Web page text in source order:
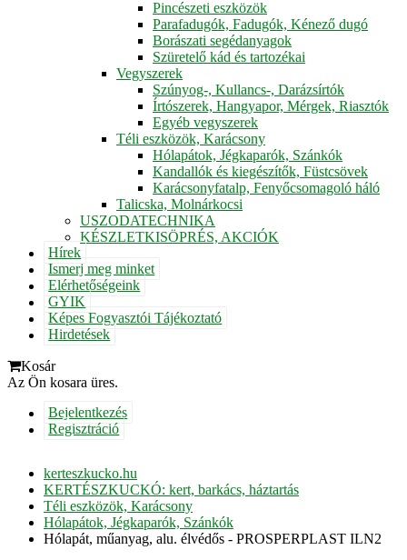
Pincészeti eszközök
Parafadugók, Fadugók, Kénező dugó
Borászati segédanyagok
Szüretelő kád és tartozékai
Vegyszerek
Szúnyog-, Kullancs-, Darázsírtók
Írtószerek, Hangyapor, Mérgek, Riasztók
Egyéb vegyszerek
Téli eszközök, Karácsony
Hólapátok, Jégkaparók, Szánkók
Kandallók és kiegészítők, Füstcsövek
Karácsonyfatalp, Fenyőcsomagoló háló
Talicska, Molnárkocsi
USZODATECHNIKA
KÉSZLETKISÖPRÉS, AKCIÓK
Hírek
Ismerj meg minket
Elérhetőségeink
GYIK
Képes Fogyasztói Tájékoztató
Hirdetések
Kosár
Az Ön kosara üres.
Bejelentkezés
Regisztráció
kerteszkucko.hu
KERTÉSZKUCKÓ: kert, barkács, háztartás
Téli eszközök, Karácsony
Hólapátok, Jégkaparók, Szánkók
Hólapát, műanyag, alu. élvédős - PROSPERPLAST ILN2